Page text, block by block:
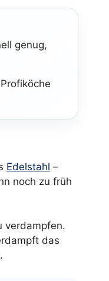
genug,
Edelstahl –
noch zu früh
verdampfen.
das